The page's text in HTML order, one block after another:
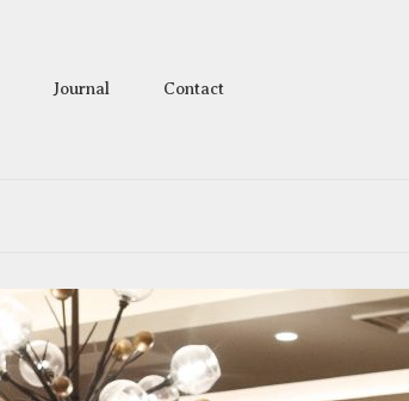
Journal Contact